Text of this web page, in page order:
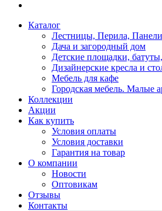
Каталог
Лестницы, Перила, Панели
Дача и загородный дом
Детские площадки,
Дизайнерские кресла и
Мебель для кафе
Городская мебель. Малые
Коллекции
Акции
Как купить
Условия оплаты
Условия доставки
Гарантия на товар
О компании
Новости
Оптовикам
Отзывы
Контакты